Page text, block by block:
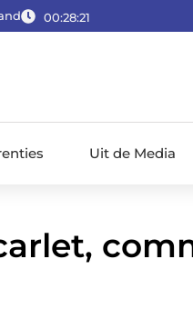
00:28:22
Uit de Media